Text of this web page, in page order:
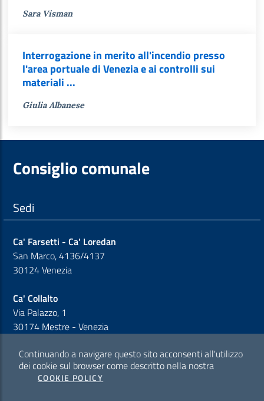
Sara Visman
Interrogazione in merito all'incendio presso
l'area portuale di Venezia e ai controlli sui
materiali ...
Giulia Albanese
Consiglio comunale
Sedi
Ca' Farsetti - Ca' Loredan
San Marco, 4136/4137
30124 Venezia
Ca' Collalto
Via Palazzo, 1
30174 Mestre - Venezia
Sezione Link Policy
Cookie policy
Continuando a navigare questo sito acconsenti all'utilizzo
dei cookie sul browser come descritto nella nostra
COOKIE POLICY